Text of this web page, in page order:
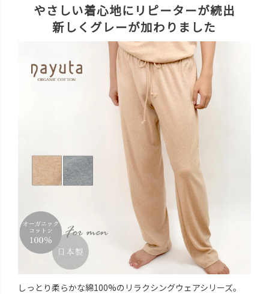
やさしい着心地にリピーターが続出
新しくグレーが加わりました
しっとり柔らかな綿100%のリラクシングウェアシリーズ。